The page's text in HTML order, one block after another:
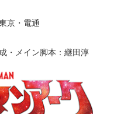
京・電通
・メイン脚本：継田淳